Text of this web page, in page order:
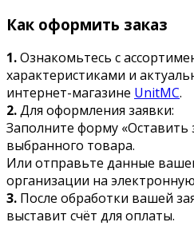
Как оформить заказ
1.Ознакомьтесь с
характеристиками и
интернет-магазине UnitMC.
2.Для оформления заявки:
Заполните форму «Оставить
выбранного товара.
Или отправьте данные
организации на
3. После обработки вашей
выставит счёт для оплаты.